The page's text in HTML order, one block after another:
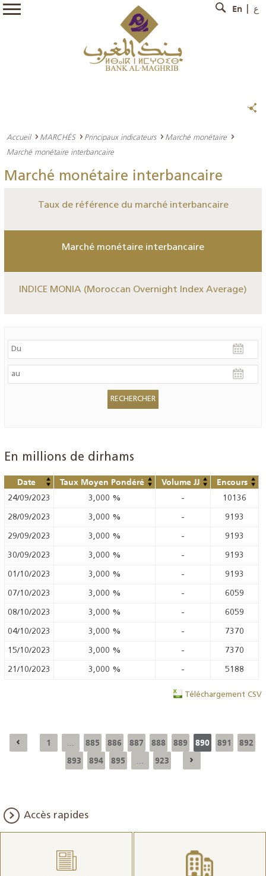
En ع
Accueil MARCHÉS Principaux indicateurs
Marché monétaire
Marché monétaire interbancaire
Marché monétaire interbancaire
Taux de référence du marché interbancaire
Marché monétaire interbancaire
INDICE MONIA (Moroccan Overnight Index Average)
En millions de dirhams
Date Taux Moyen Pondéré Volume JJ Encours
24/09/2023 3,000 % - 10136
28/09/2023 3,000 % - 9193
29/09/2023 3,000 % - 9193
30/09/2023 3,000 % - 9193
01/10/2023 3,000 % - 9193
07/10/2023 3,000 % - 6059
08/10/2023 3,000 % - 6059
04/10/2023 3,000 % - 7370
15/10/2023 3,000 % - 7370
21/10/2023 3,000 % - 5188
Téléchargement CSV
1 885 886 887 888 889 890 891
892
893
894 895 923
Accès rapides